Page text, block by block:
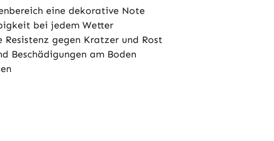
eine dekorative Note
bei jedem Wetter
gegen Kratzer und Rost
Beschädigungen am Boden